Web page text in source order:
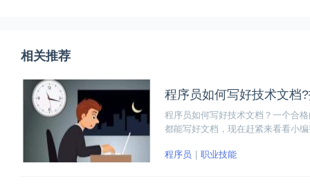
相关推荐
程序员如何写好技术文档
程序员如何写好技术文档？一个合
都能写好文档，现在赶紧来看看小
程序员 职业技能